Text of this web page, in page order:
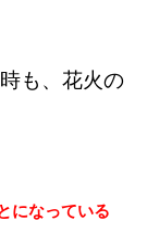
も、花火の
になっている